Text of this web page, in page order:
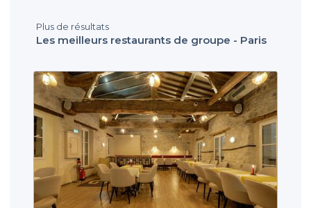
Plus de résultats
Les meilleurs restaurants de groupe - Paris